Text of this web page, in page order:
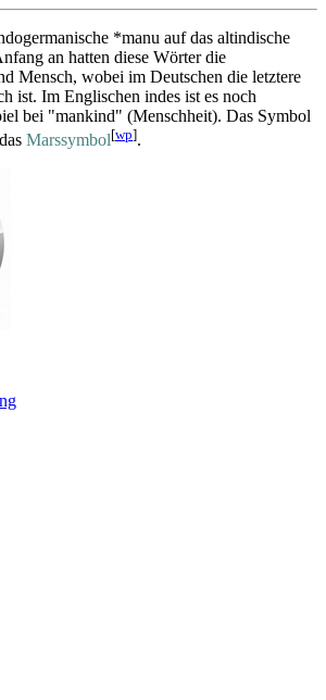
*manu auf das altindische
an hatten diese Wörter die
Mensch, wobei im Deutschen die letztere
ist. Im Englischen indes ist es noch
bei "mankind" (Menschheit). Das Symbol
Marssymbol[wp].